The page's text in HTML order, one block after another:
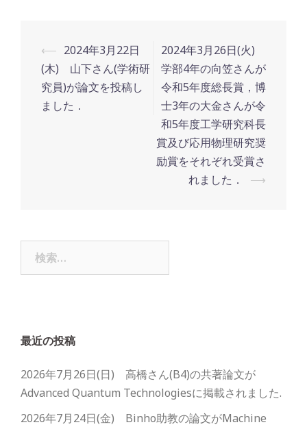
Post
navigation
⟵ 2024年3月22日
(木) 山下さん(学術研
究員)が論文を投稿し
ました．
2024年3月26日(火)
学部4年の向笠さんが
令和5年度総長賞，博
士3年の大金さんが令
和5年度工学研究科長
賞及び応用物理研究奨
励賞をそれぞれ受賞さ
れました．
⟶
最近の投稿
2026年7月26日(日) 高橋さん(B4)の共著論文が
Advanced Quantum Technologiesに掲載されました.
2026年7月24日(金) Binho助教の論文がMachine